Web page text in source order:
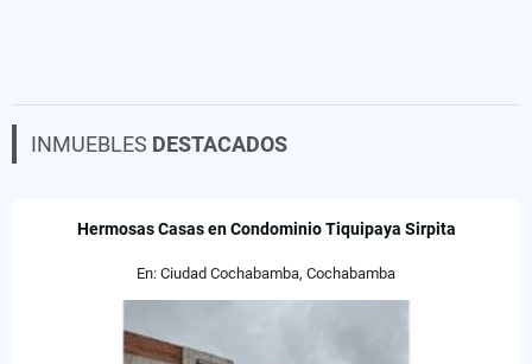
INMUEBLES DESTACADOS
Hermosas Casas en Condominio Tiquipaya Sirpita
En: Ciudad Cochabamba, Cochabamba